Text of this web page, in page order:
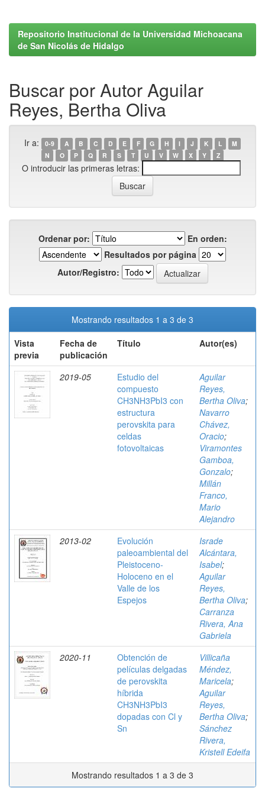
Repositorio Institucional de la Universidad Michoacana
de San Nicolás de Hidalgo
Buscar por Autor Aguilar
Reyes, Bertha Oliva
Ir a: 0-9 A B C D E F G H I J K L
M
N
O P Q R S T U V W X Y Z
O introducir las primeras letras:
Ordenar por:
En orden:
Resultados por página
Autor/Registro:
Mostrando resultados 1 a 3 de 3
Vista
previa
Fecha de
publicación
Título Autor(es)
2019-05
Estudio del
compuesto
CH3NH3PbI3 con
estructura
perovskita para
celdas
fotovoltaicas
Aguilar
Reyes,
Bertha Oliva;
Navarro
Chávez,
Oracio;
Viramontes
Gamboa,
Gonzalo;
Millán
Franco,
Mario
Alejandro
2013-02
Evolución
paleoambiental del
Pleistoceno-
Holoceno en el
Valle de los
Espejos
Israde
Alcántara,
Isabel;
Aguilar
Reyes,
Bertha Oliva;
Carranza
Rivera, Ana
Gabriela
2020-11
Obtención de
películas delgadas
de perovskita
híbrida
CH3NH3PbI3
dopadas con Cl y
Sn
Villicaña
Méndez,
Maricela;
Aguilar
Reyes,
Bertha Oliva;
Sánchez
Rivera,
Kristell Edeifa
Mostrando resultados 1 a 3 de 3